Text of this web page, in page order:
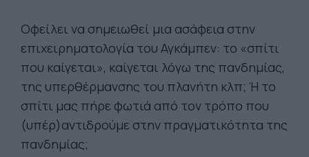
Οφείλει να σημειωθεί μια ασάφεια στην
επιχειρηματολογία του Αγκάμπεν: το «σπίτι
που καίγεται», καίγεται λόγω της πανδημίας,
της υπερθέρμανσης του πλανήτη κλπ; Ή το
σπίτι μας πήρε φωτιά από τον τρόπο που
(υπέρ)αντιδρούμε στην πραγματικότητα της
πανδημίας;